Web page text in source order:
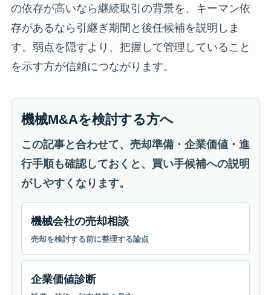
の依存が高いなら継続取引の背景を、キーマン依
存があるなら引継ぎ期間と後任候補を説明しま
す。弱点を隠すより、把握して管理していること
を示す方が信頼につながります。
機械M&Aを検討する方へ
この記事と合わせて、売却準備・企業価値・進
行手順も確認しておくと、買い手候補への説明
がしやすくなります。
機械会社の売却相談
売却を検討する前に整理する論点
企業価値診断